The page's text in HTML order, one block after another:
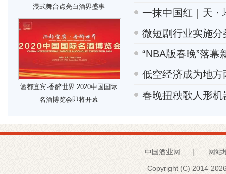
浸式舞台点亮白酒界盛事
酒都宜宾·香醉世界 2020中国国际
名酒博览会即将开幕
一抹中国红｜天 ·
微短剧行业实施
“NBA版春晚”落
低空经济成为地
春晚扭秧歌人形
中国酒业网 | 网站
Copyright (C) 2014-